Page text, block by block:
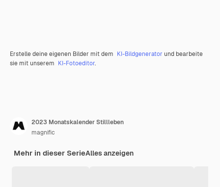
Erstelle deine eigenen Bilder mit dem KI-Bildgenerator und bearbeite
sie mit unserem KI-Fotoeditor.
2023 Monatskalender Stillleben
magnific
Mehr in dieser SerieAlles anzeigen